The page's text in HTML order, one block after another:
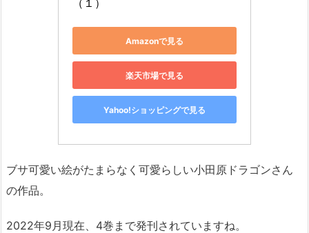
（１）
Amazonで見る
楽天市場で見る
Yahoo!ショッピングで見る
ブサ可愛い絵がたまらなく可愛らしい小田原ドラゴンさん
の作品。
2022年9月現在、4巻まで発刊されていますね。